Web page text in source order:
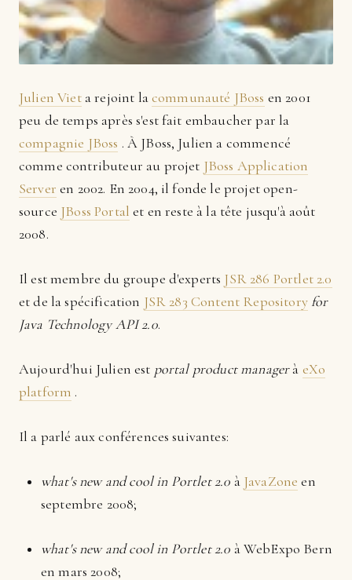
Julien Vieta rejoint lacommunauté JBoss en 2001
peu de temps après s'est fait embaucher par la
compagnie JBoss . À JBoss, Julien a commencé
comme contributeur au projet JBoss Application
Server en 2002. En 2004, il fonde le projet open-
source JBoss Portal et en reste à la tête jusqu'à août
2008.
Il est membre du groupe d'experts JSR 286 Portlet 2.0
et de la spécification JSR 283 Content Repository for
Java Technology API 2.0.
Aujourd'hui Julien est portal product managerà eXo
platform .
Il a parlé aux conférences suivantes:
what's new and cool in Portlet 2.0 à JavaZone en
septembre 2008;
what's new and cool in Portlet 2.0 à WebExpo Bern
en mars 2008;